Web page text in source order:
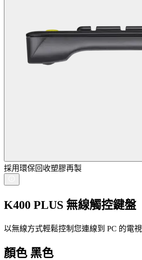
採用環保回收塑膠再製
K400 PLUS 無線觸控鍵盤
以無線方式輕鬆控制您連線到 PC 的電視
顏色 黑色